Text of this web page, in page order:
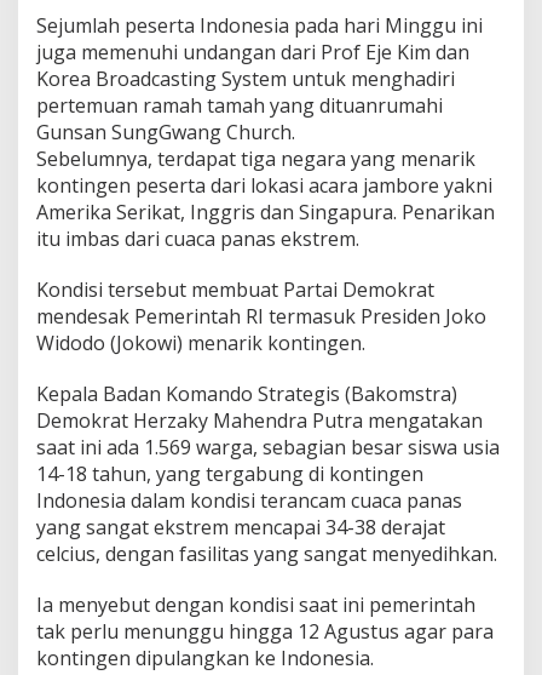
Sejumlah peserta Indonesia pada hari Minggu ini
juga memenuhi undangan dari Prof Eje Kim dan
Korea Broadcasting System untuk menghadiri
pertemuan ramah tamah yang dituanrumahi
Gunsan SungGwang Church.
Sebelumnya, terdapat tiga negara yang menarik
kontingen peserta dari lokasi acara jambore yakni
Amerika Serikat, Inggris dan Singapura. Penarikan
itu imbas dari cuaca panas ekstrem.
Kondisi tersebut membuat Partai Demokrat
mendesak Pemerintah RI termasuk Presiden Joko
Widodo (Jokowi) menarik kontingen.
Kepala Badan Komando Strategis (Bakomstra)
Demokrat Herzaky Mahendra Putra mengatakan
saat ini ada 1.569 warga, sebagian besar siswa usia
14-18 tahun, yang tergabung di kontingen
Indonesia dalam kondisi terancam cuaca panas
yang sangat ekstrem mencapai 34-38 derajat
celcius, dengan fasilitas yang sangat menyedihkan.
Ia menyebut dengan kondisi saat ini pemerintah
tak perlu menunggu hingga 12 Agustus agar para
kontingen dipulangkan ke Indonesia.